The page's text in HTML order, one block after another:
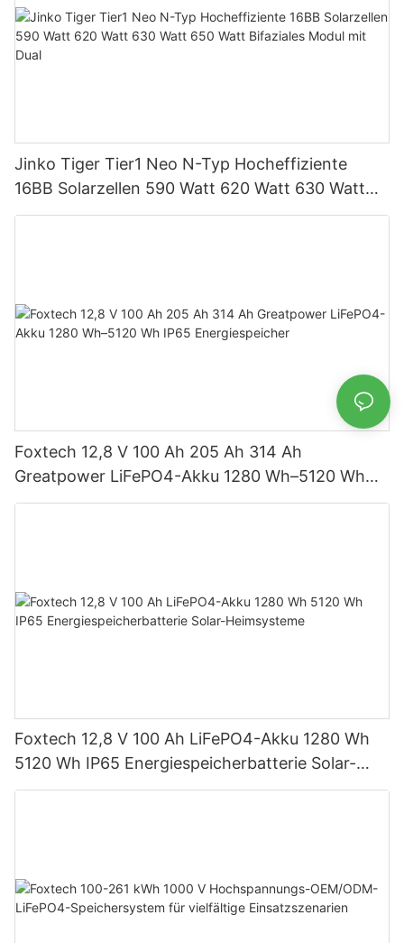
Jinko Tiger Tier1 Neo N-Typ Hocheffiziente
16BB Solarzellen 590 Watt 620 Watt 630 Watt
650 Watt Bifaziales Modul mit Dual
Foxtech 12,8 V 100 Ah 205 Ah 314 Ah
Greatpower LiFePO4-Akku 1280 Wh–5120 Wh
IP65 Energiespeicher
Foxtech 12,8 V 100 Ah LiFePO4-Akku 1280 Wh
5120 Wh IP65 Energiespeicherbatterie Solar-
Heimsysteme